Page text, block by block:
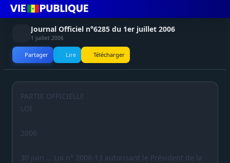
Journal Officiel n°6285 du 1er juillet 2006
1 juillet 2006
Partager Lire Télécharger
PARTIE OFFICIELLE
LOI
2006
30 juin … Loi n° 2006-13 autorisant le Président de la